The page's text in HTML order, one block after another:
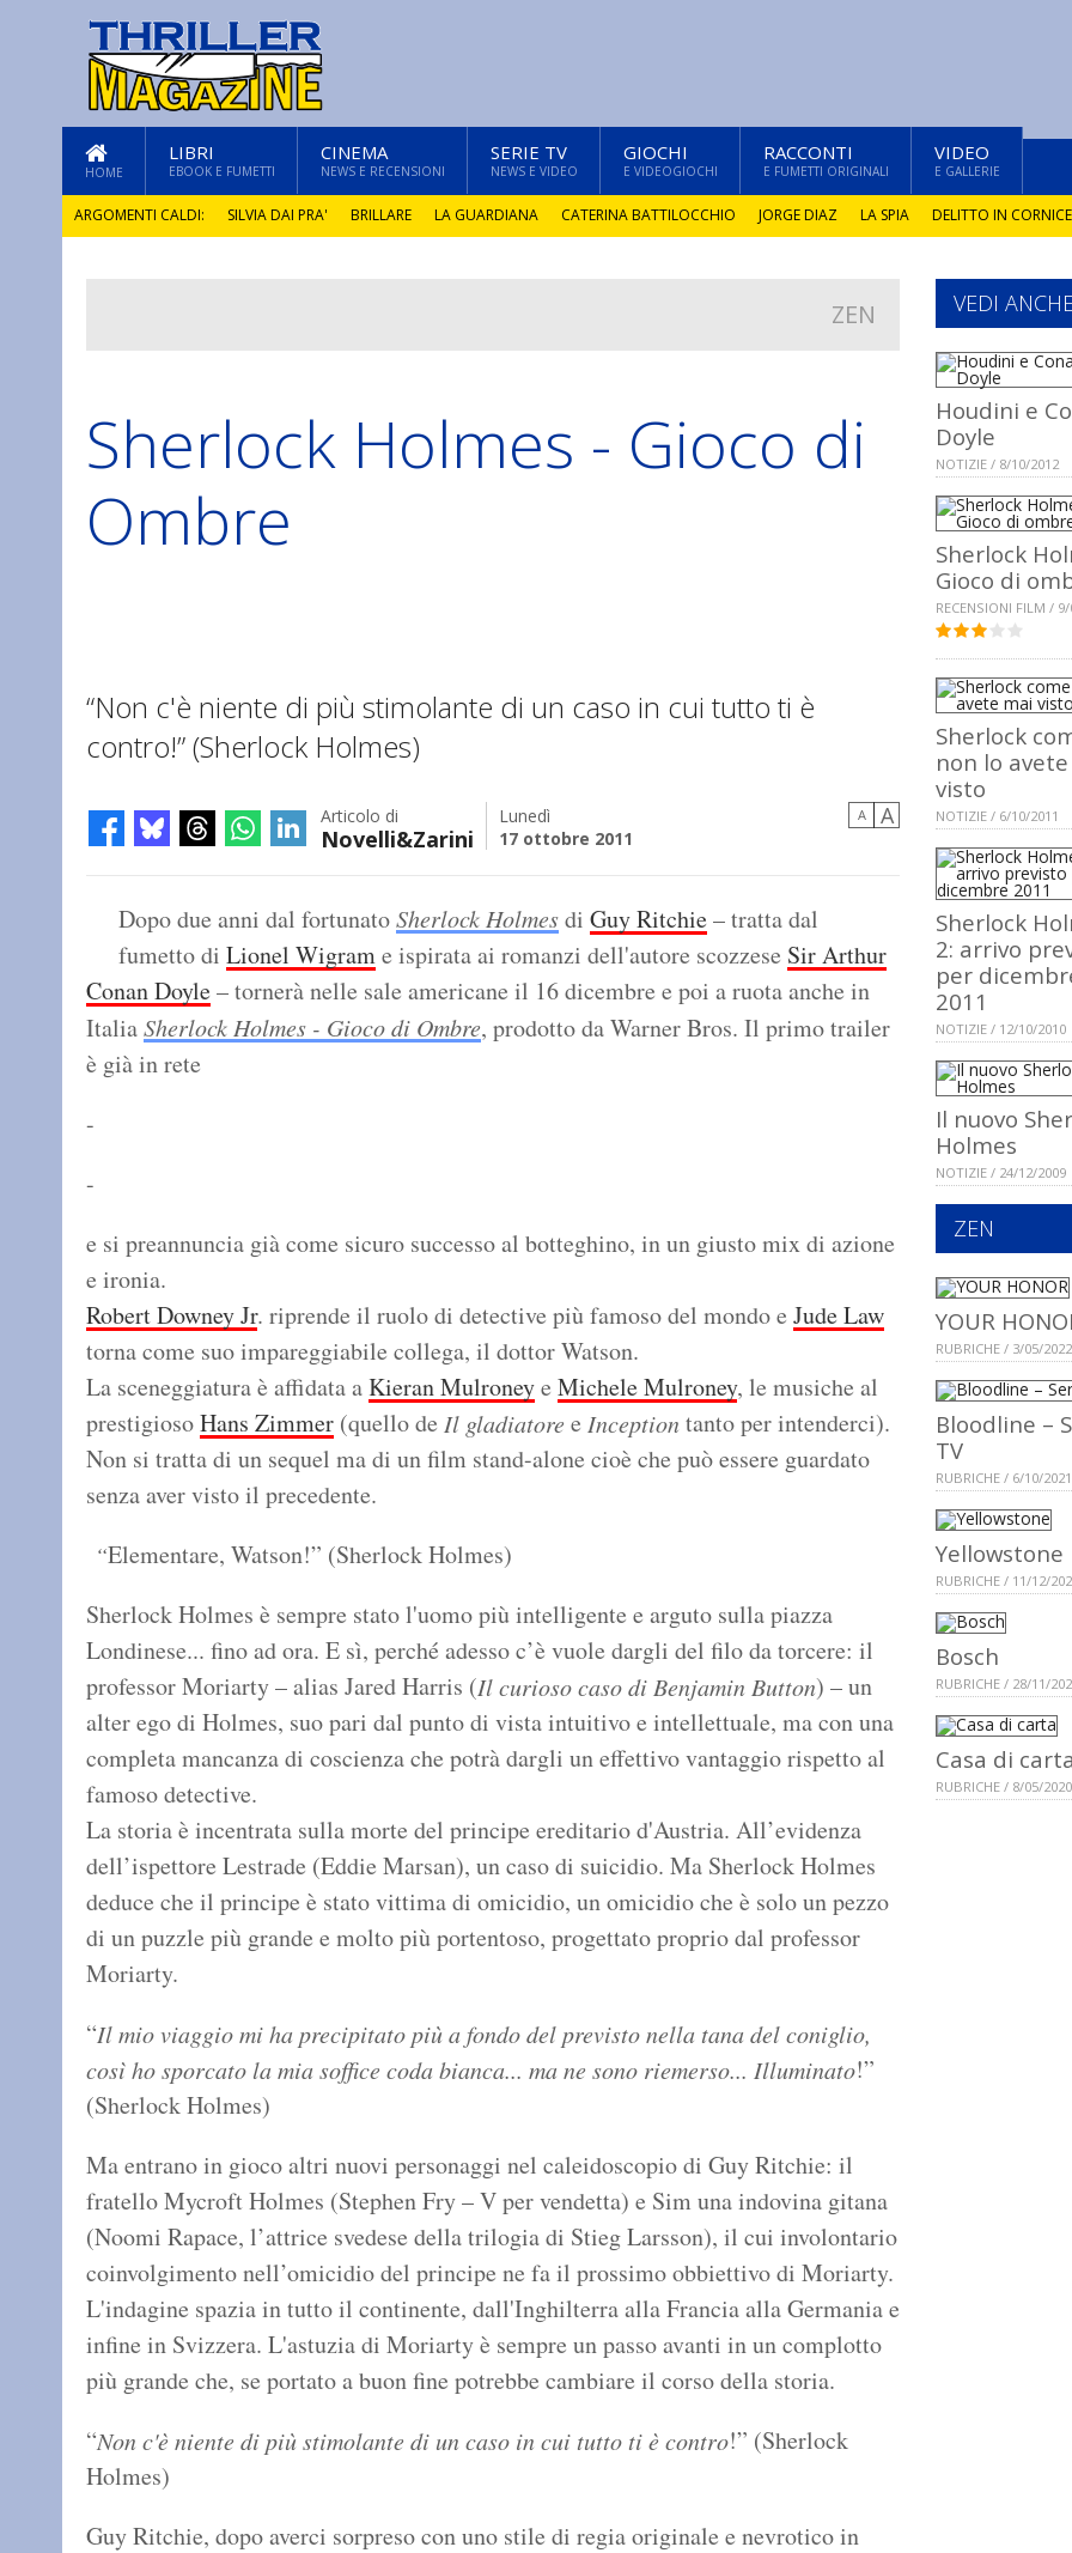
HOME
LIBRI
EBOOK E FUMETTI
CINEMA
NEWS E RECENSIONI
SERIE TV
NEWS E VIDEO
GIOCHI
E VIDEOGIOCHI
RACCONTI
E FUMETTI ORIGINALI
VIDEO
E GALLERIE
ARGOMENTI CALDI: SILVIA DAI PRA' BRILLARE LA GUARDIANA CATERINA BATTILOCCHIO JORGE DIAZ LA SPIA DELITTO IN CORNICE
ZEN
Sherlock Holmes - Gioco di
Ombre
“Non c'è niente di più stimolante di un caso in cui tutto ti è
contro!” (Sherlock Holmes)
Articolo di
Novelli&Zarini
Lunedì
17 ottobre 2011
A A
Dopo due anni dal fortunatoSherlock Holmesdi Guy Ritchie– tratta dal
fumetto di Lionel Wigrame ispirata ai romanzi dell'autore scozzese Sir Arthur
Conan Doyle– tornerà nelle sale americane il 16 dicembre e poi a ruota anche in
ItaliaSherlock Holmes - Gioco di Ombre, prodotto da Warner Bros. Il primo trailer
è già in rete
-
-
e si preannuncia già come sicuro successo al botteghino, in un giusto mix di azione
e ironia.
Robert Downey Jr. riprende il ruolo di detective più famoso del mondo e Jude Law
torna come suo impareggiabile collega, il dottor Watson.
La sceneggiatura è affidata aKieran Mulroneye Michele Mulroney, le musiche al
prestigiosoHans Zimmer (quello de Il gladiatore e Inceptiontanto per intenderci).
Non si tratta di un sequel ma di un film stand-alone cioè che può essere guardato
senza aver visto il precedente.
“Elementare, Watson!” (Sherlock Holmes)
Sherlock Holmes è sempre stato l'uomo più intelligente e arguto sulla piazza
Londinese... fino ad ora. E sì, perché adesso c’è vuole dargli del filo da torcere: il
professor Moriarty – alias Jared Harris (Il curioso caso di Benjamin Button) – un
alter ego di Holmes, suo pari dal punto di vista intuitivo e intellettuale, ma con una
completa mancanza di coscienza che potrà dargli un effettivo vantaggio rispetto al
famoso detective.
La storia è incentrata sulla morte del principe ereditario d'Austria. All’evidenza
dell’ispettore Lestrade (Eddie Marsan), un caso di suicidio. Ma Sherlock Holmes
deduce che il principe è stato vittima di omicidio, un omicidio che è solo un pezzo
di un puzzle più grande e molto più portentoso, progettato proprio dal professor
Moriarty.
“Il mio viaggio mi ha precipitato più a fondo del previsto nella tana del coniglio,
così ho sporcato la mia soffice coda bianca... ma ne sono riemerso... Illuminato!”
(Sherlock Holmes)
Ma entrano in gioco altri nuovi personaggi nel caleidoscopio di Guy Ritchie: il
fratello Mycroft Holmes (Stephen Fry – V per vendetta) e Sim una indovina gitana
(Noomi Rapace, l’attrice svedese della trilogia di Stieg Larsson), il cui involontario
coinvolgimento nell’omicidio del principe ne fa il prossimo obbiettivo di Moriarty.
L'indagine spazia in tutto il continente, dall'Inghilterra alla Francia alla Germania e
infine in Svizzera. L'astuzia di Moriarty è sempre un passo avanti in un complotto
più grande che, se portato a buon fine potrebbe cambiare il corso della storia.
“Non c'è niente di più stimolante di un caso in cui tutto ti è contro!” (Sherlock
Holmes)
Guy Ritchie, dopo averci sorpreso con uno stile di regia originale e nevrotico in
VEDI ANCHE
Houdini e
Doyle
NOTIZIE / 8/10/2012
Sherlock
Gioco di
RECENSIONI FILM /
Sherlock
non lo
visto
NOTIZIE / 6/10/2011
Sherlock
2: arrivo
per
2011
NOTIZIE / 12/10/2010
Il nuovo
Holmes
NOTIZIE / 24/12/2009
ZEN
YOUR
RUBRICHE / 3/05/2022
Bloodline –
TV
RUBRICHE / 6/10/2021
Yellowstone
RUBRICHE / 11/12/
Bosch
RUBRICHE / 28/11/
Casa di carta
RUBRICHE / 8/05/2020